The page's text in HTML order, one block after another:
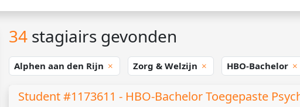
34 stagiairs gevonden
Alphen aan den Rijn Zorg & Welzijn HBO-Bachelor
Student #1173611 - HBO-Bachelor Toegepaste